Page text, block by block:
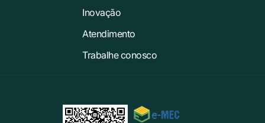
Inovação
Atendimento
Trabalhe conosco